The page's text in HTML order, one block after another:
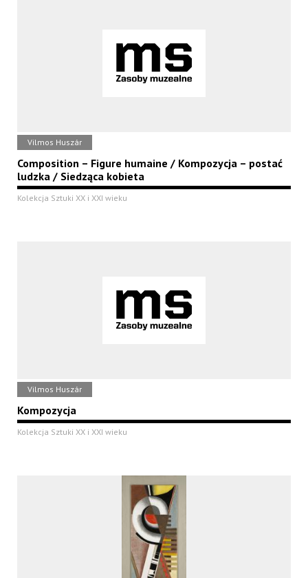
Vilmos Huszár
Composition – Figure humaine / Kompozycja – postać
ludzka / Siedząca kobieta
Kolekcja Sztuki XX i XXI wieku
Vilmos Huszár
Kompozycja
Kolekcja Sztuki XX i XXI wieku